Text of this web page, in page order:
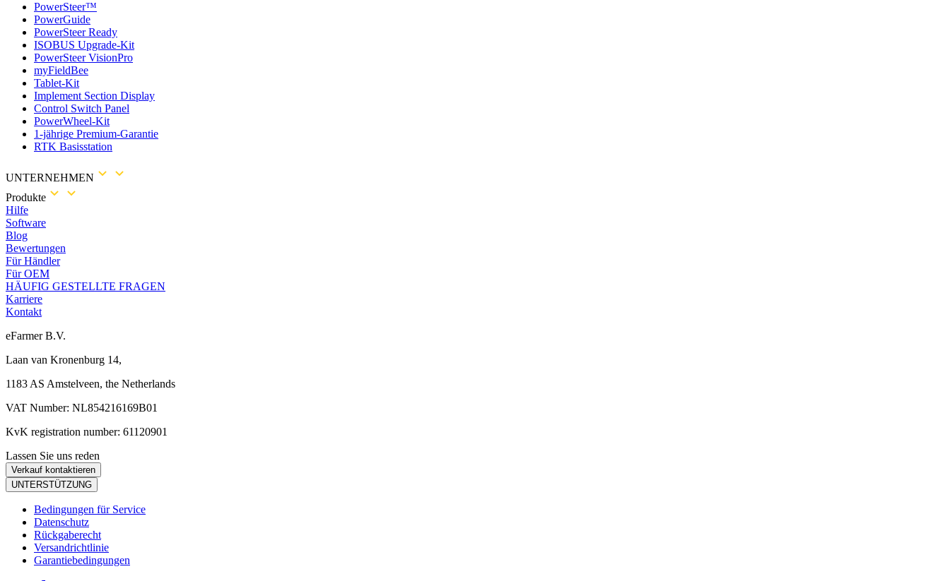
PowerSteer™
PowerGuide
PowerSteer Ready
ISOBUS Upgrade-Kit
PowerSteer VisionPro
myFieldBee
Tablet-Kit
Implement Section Display
Control Switch Panel
PowerWheel-Kit
1-jährige Premium-Garantie
RTK Basisstation
UNTERNEHMEN
Produkte
Hilfe
Software
Blog
Bewertungen
Für Händler
Für OEM
HÄUFIG GESTELLTE FRAGEN
Karriere
Kontakt
eFarmer B.V.
Laan van Kronenburg 14,
1183 AS Amstelveen, the Netherlands
VAT Number: NL854216169B01
KvK registration number: 61120901
Lassen Sie uns reden
Verkauf kontaktieren
UNTERSTÜTZUNG
Bedingungen für Service
Datenschutz
Rückgaberecht
Versandrichtlinie
Garantiebedingungen